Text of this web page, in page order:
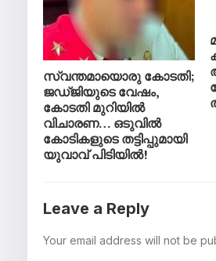
സ്വന്തമായൊരു കോടതി;
ജഡ്ജിയുടെ വേഷം,
കോടതി മുറിയിൽ
വിചാരണ… ഒടുവിൽ
കോടികളുടെ തട്ടിപ്പുമായി
യുവാവ് പിടിയിൽ!
Leave a Reply
Your email address will not be